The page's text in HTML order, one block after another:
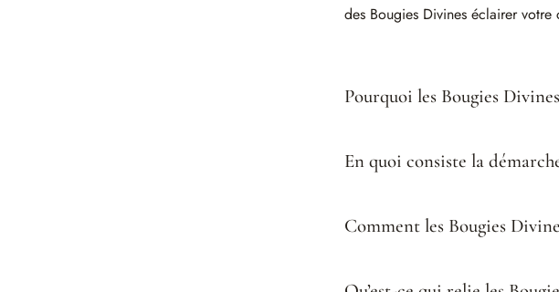
des Bougies Divines éclairer votre
Pourquoi les Bougies
En quoi consiste la
Comment les Bougies